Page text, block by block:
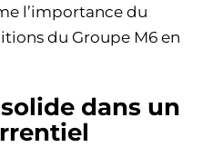
l’importance du
du Groupe M6 en
dans un